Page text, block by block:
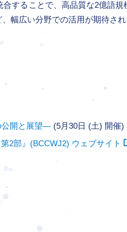
することで、高品質な2億語
幅広い分野での活用が期待さ
公開と展望―(5月30日 (土) 開催)
2部』(BCCWJ2) ウェブサイト